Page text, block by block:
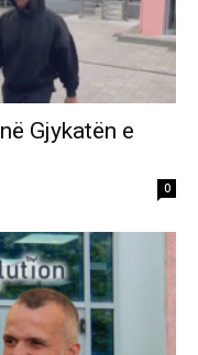
Gjykatën e
0